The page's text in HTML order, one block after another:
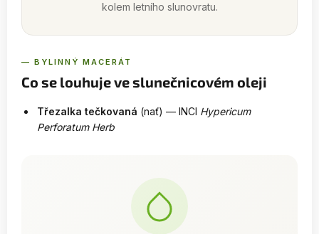
kolem letního slunovratu.
— BYLINNÝ MACERÁT
Co se louhuje ve slunečnicovém oleji
Třezalka tečkovaná (nať) — INCI Hypericum
Perforatum Herb